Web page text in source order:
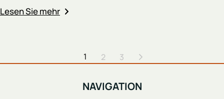
Lesen Sie mehr
1 2 3
NAVIGATION